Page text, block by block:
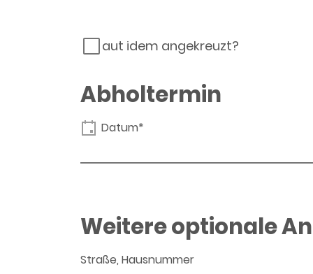
aut idem angekreuzt?
Abholtermin
Datum*
Weitere optionale
Straße, Hausnummer